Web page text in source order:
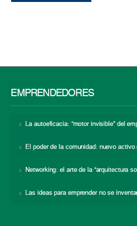
EMPRENDEDORES
La autoeficacia: “motor invisible” del
El poder de la comunidad: nuevo activo
Networking: el arte de la “arquitectura
Las ideas para emprender no se